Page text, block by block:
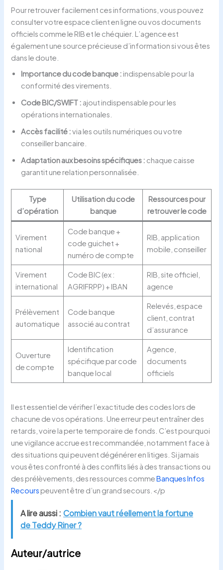
Pour retrouver facilement ces informations, vous pouvez
consulter votre espace client en ligne ou vos documents
officiels comme le RIB et le chéquier. L’agence est
également une source précieuse d’information si vous êtes
dans le doute.
Importance du code banque : indispensable pour la
conformité des virements.
Code BIC/SWIFT : ajout indispensable pour les
opérations internationales.
Accès facilité :via les outils numériques ou votre
conseiller bancaire.
Adaptation aux besoins spécifiques : chaque caisse
garantit une relation personnalisée.
Type
d’opération
Utilisation du code
banque
Ressources pour
retrouver le code
Virement
national
Code banque +
code guichet +
numéro de compte
RIB, application
mobile, conseiller
Virement
international
Code BIC (ex :
AGRIFRPP) + IBAN
RIB, site officiel,
agence
Prélèvement
automatique
Code banque
associé au contrat
Relevés, espace
client, contrat
d’assurance
Ouverture
de compte
Identification
spécifique par code
banque local
Agence,
documents
officiels
Il est essentiel de vérifier l’exactitude des codes lors de
chacune de vos opérations. Une erreur peut entraîner des
retards, voire la perte temporaire de fonds. C’est pourquoi
une vigilance accrue est recommandée, notamment face à
des situations qui peuvent dégénérer en litiges. Si jamais
vous êtes confronté à des conflits liés à des transactions ou
des prélèvements, des ressources commeBanques Infos
Recours peuvent être d’un grand secours.</p
A lire aussi : Combien vaut réellement la fortune
de Teddy Riner ?
Auteur/autrice